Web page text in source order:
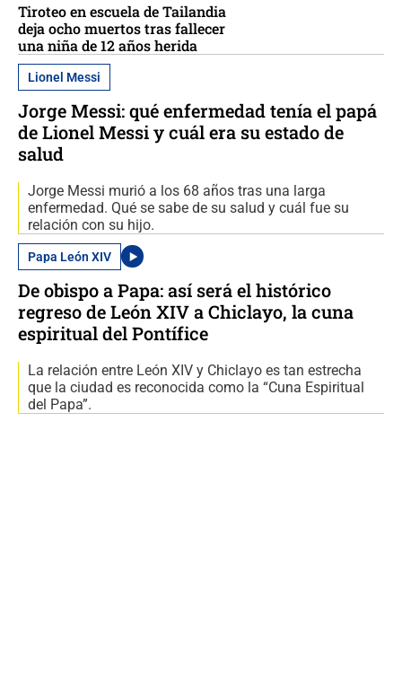
Tiroteo en escuela de Tailandia
deja ocho muertos tras fallecer
una niña de 12 años herida
Lionel Messi
Jorge Messi: qué enfermedad tenía el papá
de Lionel Messi y cuál era su estado de
salud
Jorge Messi murió a los 68 años tras una larga
enfermedad. Qué se sabe de su salud y cuál fue su
relación con su hijo.
Papa León XIV
De obispo a Papa: así será el histórico
regreso de León XIV a Chiclayo, la cuna
espiritual del Pontífice
La relación entre León XIV y Chiclayo es tan estrecha
que la ciudad es reconocida como la “Cuna Espiritual
del Papa”.